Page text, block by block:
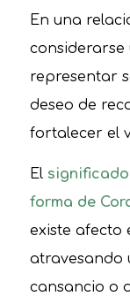
En una
considerarse
representar
deseo de
fortalecer el
El
forma de
existe afecto
atravesando
cansancio o